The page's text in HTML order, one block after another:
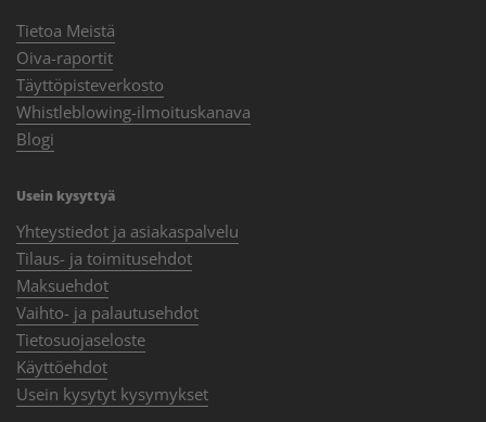
Tietoa Meistä
Oiva-raportit
Täyttöpisteverkosto
Whistleblowing-ilmoituskanava
Blogi
Usein kysyttyä
Yhteystiedot ja asiakaspalvelu
Tilaus- ja toimitusehdot
Maksuehdot
Vaihto- ja palautusehdot
Tietosuojaseloste
Käyttöehdot
Usein kysytyt kysymykset